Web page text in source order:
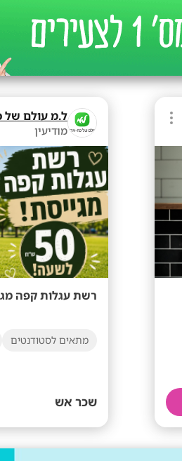
ל.מ עולם של
מודיעין
רשת עגלות קפה
מתאים לסטודנטים
שכר אש